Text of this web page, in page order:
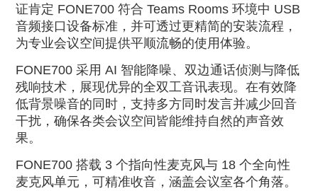
证肯定 FONE700符合 Teams Rooms环境中 USB
音频接口设备标准，并可透过更精简的安装流程，
为专业会议空间提供平顺流畅的使用体验。
FONE700采用 AI 智能降噪、双边通话侦测与降低
残响技术，展现优异的全双工音讯表现。在有效降
低背景噪音的同时，支持多方同时发言并减少回音
干扰，确保各类会议空间皆能维持自然的声音效
果。
FONE700搭载 3个指向性麦克风与 18个全向性
麦克风单元，可精准收音，涵盖会议室各个角落。